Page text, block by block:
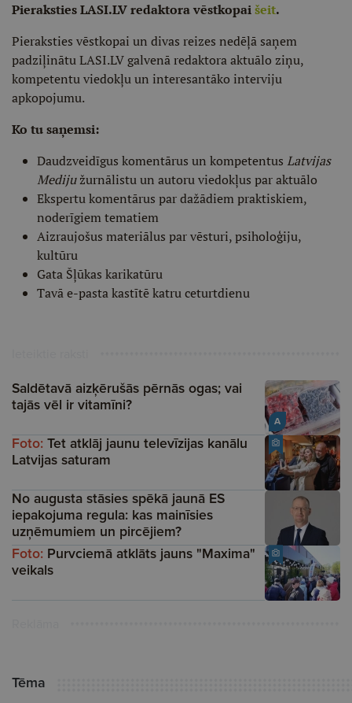
Pieraksties LASI.LV redaktora vēstkopaišeit.
Pieraksties vēstkopai un divas reizes nedēļā saņem
padziļinātu LASI.LV galvenā redaktora aktuālo ziņu,
kompetentu viedokļu un interesantāko interviju
apkopojumu.
Ko tu saņemsi:
Daudzveidīgus komentārus un kompetentus Latvijas
Medijužurnālistu un autoru viedokļus par aktuālo
Ekspertu komentārus par dažādiem praktiskiem,
noderīgiem tematiem
Aizraujošus materiālus par vēsturi, psiholoģiju,
kultūru
Gata Šļūkas karikatūru
Tavā e-pasta kastītē katru ceturtdienu
A
Saldētavā aizķērušās pērnās ogas; vai
tajās vēl ir vitamīni?
Foto:Tet atklāj jaunu televīzijas kanālu
Latvijas saturam
No augusta stāsies spēkā jaunā ES
iepakojuma regula: kas mainīsies
uzņēmumiem un pircējiem?
Foto: Purvciemā atklāts jauns "Maxima"
veikals
Tēma